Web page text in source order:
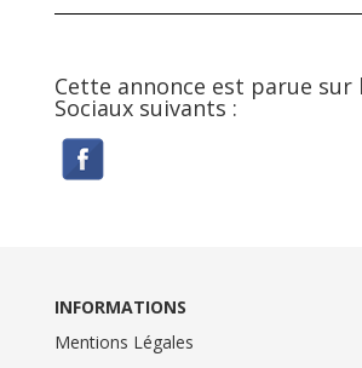
Cette annonce est parue sur
Sociaux suivants :
INFORMATIONS
Mentions Légales